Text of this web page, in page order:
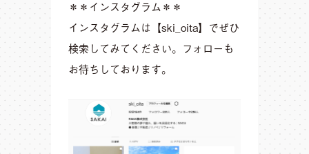
＊＊インスタグラム＊＊
インスタグラムは【ski_oita】でぜひ
検索してみてください。フォローも
お待ちしております。